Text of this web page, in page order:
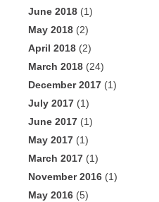
June 2018 (1)
May 2018 (2)
April 2018 (2)
March 2018 (24)
December 2017 (1)
July 2017 (1)
June 2017 (1)
May 2017 (1)
March 2017 (1)
November 2016 (1)
May 2016 (5)